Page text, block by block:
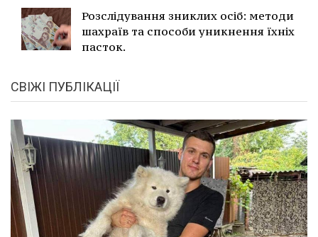
Розслідування зниклих осіб: методи
шахраїв та способи уникнення їхніх
пасток.
СВІЖІ ПУБЛІКАЦІЇ